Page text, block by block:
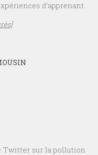
d’apprenant.
Twitter sur la pollution